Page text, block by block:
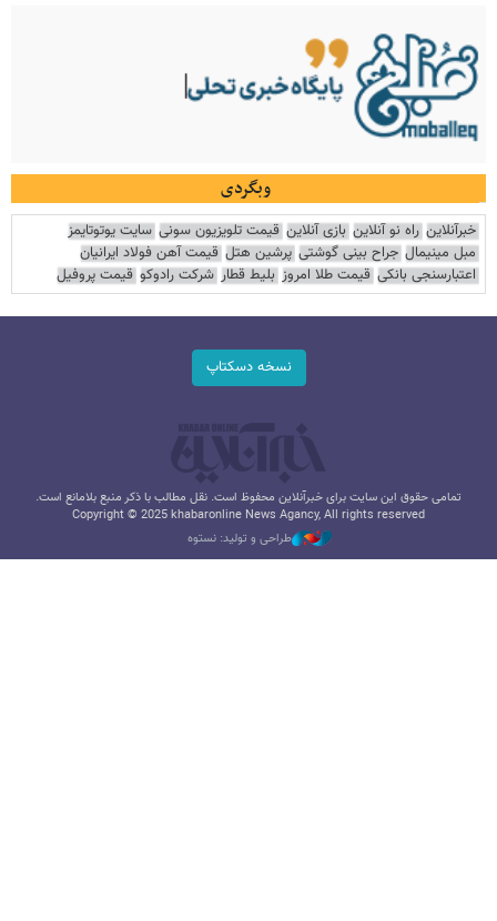
وبگردی
خبرآنلاین راه نو آنلاین بازی آنلاین قیمت تلویزیون سونی سایت یوتوتایمز
مبل مینیمال جراح بینی گوشتی پرشین هتل قیمت آهن فولاد ایرانیان
اعتبارسنجی بانکی قیمت طلا امروز بلیط قطار شرکت رادوکو قیمت پروفیل
نسخه دسکتاپ
تمامی حقوق این سایت برای خبرآنلاین محفوظ است. نقل مطالب با ذکر منبع بلامانع است.
Copyright © 2025 khabaronline News Agancy, All rights reserved
طراحی و تولید: نستوه